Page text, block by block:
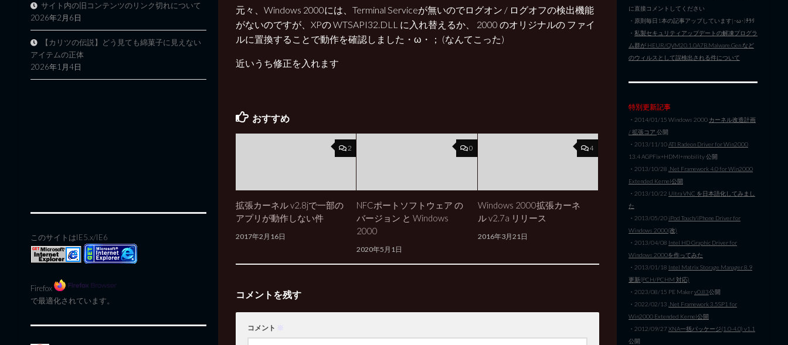
元々、Windows 2000には、Terminal Serviceが無いのでログオン / ログオフの検出機能
がないのですが、XPの WTSAPI32.DLL に入れ替えるか、 2000 のオリジナルの ファイ
ルに置換することで動作を確認しました・ω・； (なんてこった)
近いうち修正を入れます
おすすめ
2
拡張カーネル v2.8jで一部の
アプリが動作しない件
2017年2月16日
0
NFCポートソフトウェア の
バージョン と Windows
2000
2020年5月1日
4
Windows 2000拡張カーネ
ル v2.7a リリース
2016年3月21日
コメントを残す
コメント ※
サイト内の旧コンテンツのリンク切れについて
2026年2月6日
【カリツの伝説】どう見ても綿菓子に見えない
アイテムの正体
2026年1月4日
このサイトはIE5.x/IE6
Firefox
で最適化されています。
に直接コメントしてください
・原則毎日1本の記事アップしています|･ω･)ﾁﾗﾘ
・ 私製セキュリティアップデートの解凍プログラ
ム群が HEUR/QVM20.1.0A7B.Malware.Gen など
のウィルスとして誤検出される件について
特別更新記事
・2014/01/15 Windows 2000 カーネル改造計画
/ 拡張コア 公開
・2013/11/10ATI Radeon Driver for Win2000
13.4 AGPFix+HDMI+mobility 公開
・2013/10/28 .Net Framework 4.0 for Win2000
Extended Kernel公開
・2013/10/22 Ultra VNC を日本語化してみまし
た
・2013/05/20 iPod Touch/iPhone Driver for
Windows 2000(改)
・2013/04/08 Intel HD Graphic Driver for
Windows 2000を作ってみた
・2013/01/18 Intel Matrix Storage Manager 8.9
更新(PCH/PCHM 対応)
・2023/08/15 PE Makerv0.83公開
・2022/02/13 .Net Framework 3.5SP1 for
Win2000 Extended Kernel公開
・2012/09/27XNA一括パッケージ(1.0-4.0) v1.1
公開